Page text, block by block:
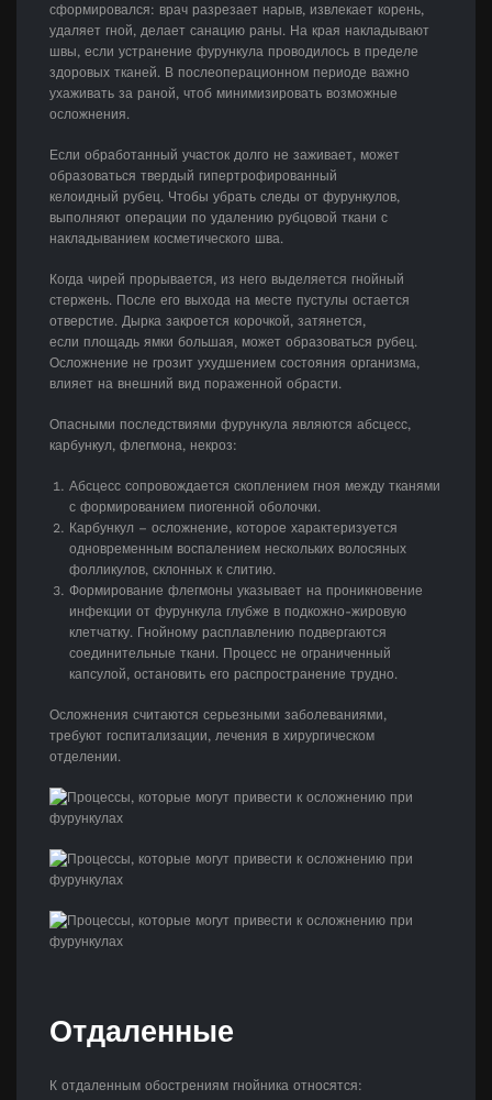
сформировался: врач разрезает нарыв, извлекает корень,
удаляет гной, делает санацию раны. На края накладывают
швы, если устранение фурункула проводилось в пределе
здоровых тканей. В послеоперационном периоде важно
ухаживать за раной, чтоб минимизировать возможные
осложнения.
Если обработанный участок долго не заживает, может
образоваться твердый гипертрофированный
келоидный рубец. Чтобы убрать следы от фурункулов,
выполняют операции по удалению рубцовой ткани с
накладыванием косметического шва.
Когда чирей прорывается, из него выделяется гнойный
стержень. После его выхода на месте пустулы остается
отверстие. Дырка закроется корочкой, затянется,
если площадь ямки большая, может образоваться рубец.
Осложнение не грозит ухудшением состояния организма,
влияет на внешний вид пораженной обрасти.
Опасными последствиями фурункула являются абсцесс,
карбункул, флегмона, некроз:
Абсцесс сопровождается скоплением гноя между тканями
с формированием пиогенной оболочки.
Карбункул – осложнение, которое характеризуется
одновременным воспалением нескольких волосяных
фолликулов, склонных к слитию.
Формирование флегмоны указывает на проникновение
инфекции от фурункула глубже в подкожно-жировую
клетчатку. Гнойному расплавлению подвергаются
соединительные ткани. Процесс не ограниченный
капсулой, остановить его распространение трудно.
Осложнения считаются серьезными заболеваниями,
требуют госпитализации, лечения в хирургическом
отделении.
Отдаленные
К отдаленным обострениям гнойника относятся: